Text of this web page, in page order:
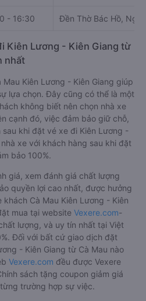
- 16:30 Đền Thờ Bác Hồ, Ngô
Kiên Lương - Kiên Giang từ
nhất
Kiên Lương - Kiên Giang giúp
lựa chọn. Đây cũng có thể là một
không biết nên chọn nhà xe
cạnh đó, việc đảm bảo giữ chỗ,
khi đặt vé xe đi Kiên Lương -
xe với khách hàng sau khi đặt
bảo 100%.
giá, xem đánh giá chất lượng
quyền lợi cao nhất, được hưởng
Cà Mau Kiên Lương - Kiên
mua tại website Vexere.com-
lượng, và uy tín nhất tại Việt
Đối với bất cứ giao dịch đặt
- Kiên Giang từ Cà Mau nào
Vexere.com đều được Vexere
sách tặng coupon giảm giá
trường hợp sự việc.